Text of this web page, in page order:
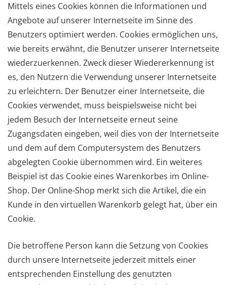
Mittels eines Cookies können die Informationen und
Angebote auf unserer Internetseite im Sinne des
Benutzers optimiert werden. Cookies ermöglichen uns,
wie bereits erwähnt, die Benutzer unserer Internetseite
wiederzuerkennen. Zweck dieser Wiedererkennung ist
es, den Nutzern die Verwendung unserer Internetseite
zu erleichtern. Der Benutzer einer Internetseite, die
Cookies verwendet, muss beispielsweise nicht bei
jedem Besuch der Internetseite erneut seine
Zugangsdaten eingeben, weil dies von der Internetseite
und dem auf dem Computersystem des Benutzers
abgelegten Cookie übernommen wird. Ein weiteres
Beispiel ist das Cookie eines Warenkorbes im Online-
Shop. Der Online-Shop merkt sich die Artikel, die ein
Kunde in den virtuellen Warenkorb gelegt hat, über ein
Cookie.
Die betroffene Person kann die Setzung von Cookies
durch unsere Internetseite jederzeit mittels einer
entsprechenden Einstellung des genutzten